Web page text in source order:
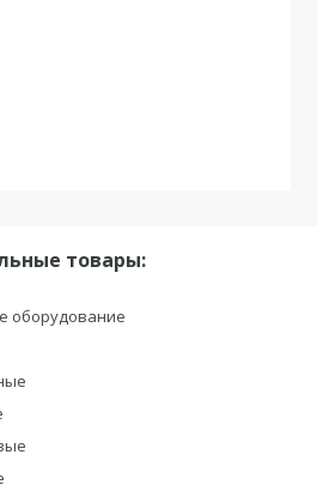
товары:
оборудование